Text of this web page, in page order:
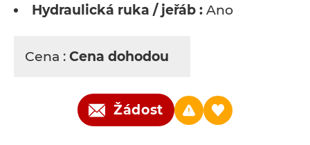
Hydraulická ruka / jeřáb : Ano
Cena : Cena dohodou
Žádost